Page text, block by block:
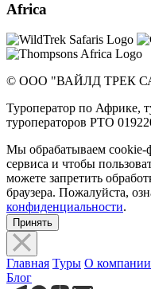
Africa
© ООО "ВАЙЛД ТРЕК
Туроператор по Африке,
туроператоров РТО
Мы обрабатываем cookie-
сервиса и чтобы
можете запретить
браузера. Пожалуйста,
конфиденциальности.
Принять
Главная Туры О компании
Блог